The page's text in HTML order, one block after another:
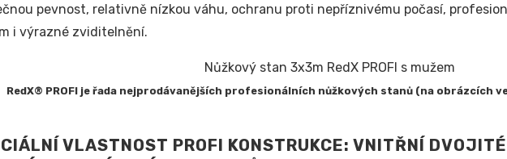
pevnost, relativně nízkou váhu, ochranu proti nepříznivému počasí,
i výrazné zviditelnění.
RedX® PROFI je řada nejprodávanějších profesionálních nůžkových stanů (na obrázcích
VLASTNOST PROFI KONSTRUKCE: VNITŘNÍ